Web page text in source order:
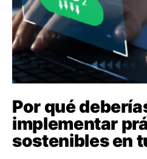
Por qué
implementar
sostenibles en